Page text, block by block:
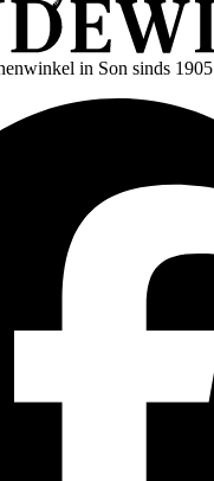
in Son sinds 1905